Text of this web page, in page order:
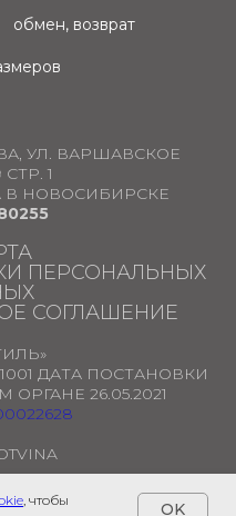
, чтобы
OK
обмен, возврат
УЛ. ВАРШАВСКОЕ
1
В НОВОСИБИРСКЕ
ПЕРСОНАЛЬНЫХ
СОГЛАШЕНИЕ
ДАТА ПОСТАНОВКИ
26.05.2021